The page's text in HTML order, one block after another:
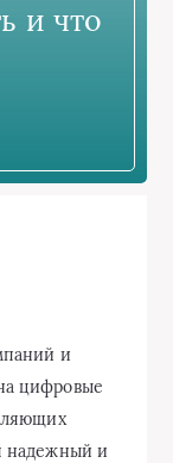
и что
и
цифровые
надежный и